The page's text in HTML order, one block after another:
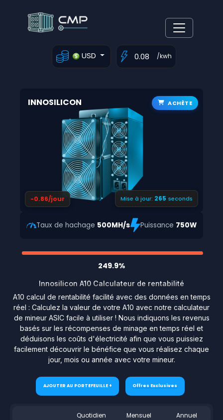
USD /kwh
ACHÈTE
-0.86/jour
INNOSILICON
Mise à jour: 264 seconds
Taux de hachage 500MH/s Puissance 750W
249.9%
Innosilicon A10 Calculateur de rentabilité
A10 calcul de rentabilité facilité avec des données en temps
réel : Calculez la valeur de votre A10 avec notre calculateur
de mineur ASIC facile à utiliser ! Nous indiquons les revenus
basés sur les récompenses de minage en temps réel et
déduisons les coûts d'électricité afin que vous puissiez
facilement découvrir le bénéfice que vous réalisez chaque
jour, mois ou année avec votre mineur.
AJOUTER AU PORTEFEUILLE + Offres Exclusives
Quotidien Mensuel Annuel